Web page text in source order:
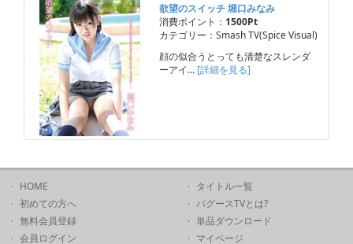
欲望のスイッチ 堀口みなみ
消費ポイント： 1500Pt
カテゴリー：Smash TV(Spice Visual)
顔の似合うとっても清楚なスレンダ
ーアイ… [詳細を見る]
HOME
初めての方へ
無料会員登録
会員ログイン
タイトル一覧
バグースTVとは?
単品ダウンロード
マイページ